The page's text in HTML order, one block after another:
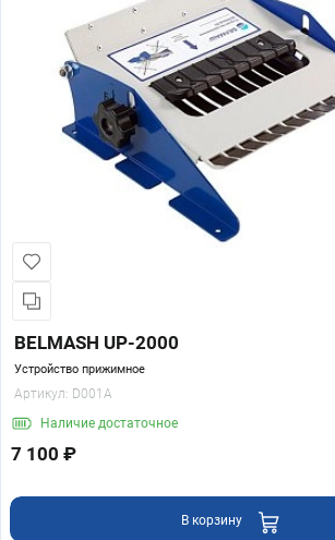
BELMASH UP-2000
Устройство прижимное
Артикул: D001A
Наличие достаточное
7 100 ₽
В корзину